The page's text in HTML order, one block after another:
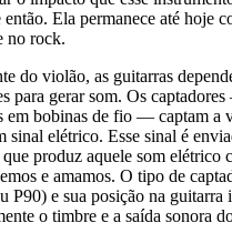
então. Ela permanece até hoje
no rock.
do violão, as guitarras
para gerar som. Os
em bobinas de fio — captam a
sinal elétrico. Esse sinal é
produz aquele som elétrico
e amamos. O tipo de
P90) e sua posição na guitarra
o timbre e a saída sonora